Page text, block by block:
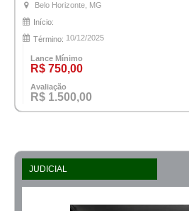
Belo Horizonte, MG
Início:
Término: 10/12/2025
Lance Mínimo
R$ 750,00
Avaliação
R$ 1.500,00
JUDICIAL